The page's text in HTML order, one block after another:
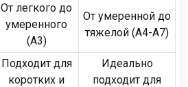
От легкого до
умеренного
(А3)
От умеренной до
тяжелой (А4-А7)
Подходит для
коротких и
Идеально
подходит для